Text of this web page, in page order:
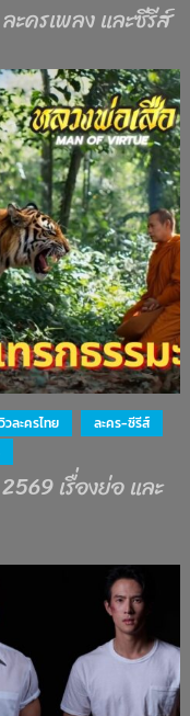
ะครเพลง และซีรีส์
วละครไทย
ละคร-ซีรีส์
เรื่องย่อ และ